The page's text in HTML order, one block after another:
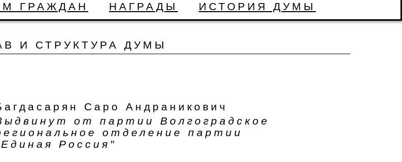
ГРАЖДАН НАГРАДЫ ИСТОРИЯ ДУМЫ
И СТРУКТУРА ДУМЫ
Саро Андраникович
от партии Волгоградское
отделение партии
Россия"